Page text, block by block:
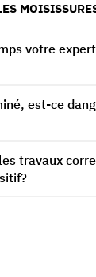
votre
est-ce
travaux